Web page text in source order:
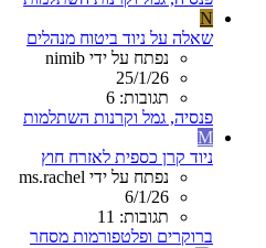
N
שאלה על ניוד ביטוח מנהלים
נפתח על ידי nimib
25/1/26
תגובות: 6
פנסיה, גמל וקרנות השתלמות
M
ניוד קרן כספית לאזרח חוץ
נפתח על ידי ms.rachel
6/1/26
תגובות: 11
ברוקרים ופלטפורמות מסחר